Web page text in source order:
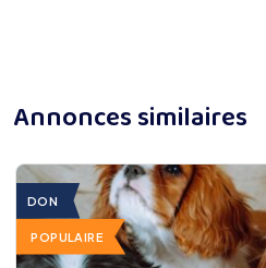
Annonces similaires
DON
POPULAIRE